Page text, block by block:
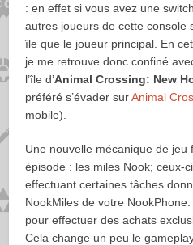
: en effet si vous avez une
autres joueurs de cette console
île que le joueur principal. En
je me retrouve donc confiné
l’île d’Animal Crossing: New
préféré s’évader surAnimal
mobile).
Une nouvelle mécanique de
épisode : les miles Nook; ceux-
effectuant certaines tâches
NookMiles de votre
pour effectuer des achats
Cela change un peu le